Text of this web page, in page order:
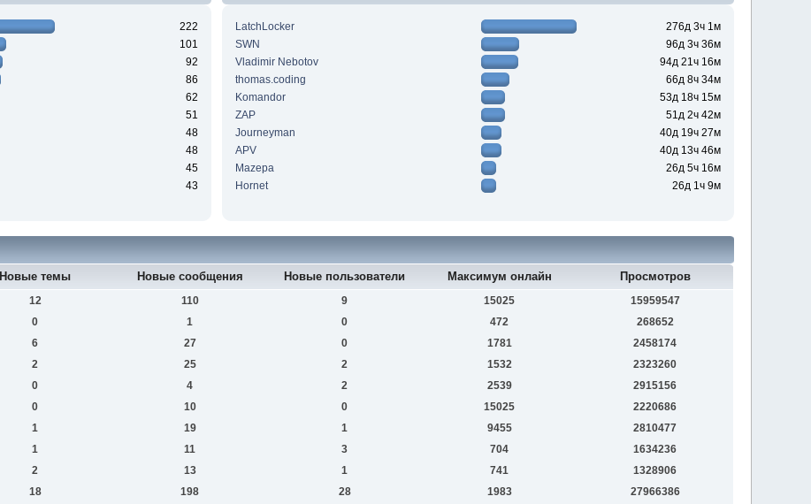
222
101
92
86
62
51
48
48
45
43
LatchLocker
276д 3ч 1м
SWN
96д 3ч 36м
Vladimir Nebotov
94д 21ч 16м
thomas.coding
66д 8ч 34м
Komandor
53д 18ч 15м
ZAP
51д 2ч 42м
Journeyman
40д 19ч 27м
APV
40д 13ч 46м
Mazepa
26д 5ч 16м
Hornet
26д 1ч 9м
Новые темы Новые сообщения Новые пользователи Максимум онлайн Просмотров
12 110 9 15025
15959547
0 1 0 472
268652
6 27 0 1781
2458174
2 25 2 1532
2323260
0 4 2 2539
2915156
0 10 0 15025
2220686
1 19 1 9455
2810477
1 11 3 704
1634236
2 13 1 741
1328906
18 198 28 1983
27966386